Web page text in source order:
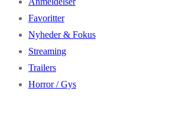
Favoritter
Nyheder & Fokus
Streaming
Trailers
Horror / Gys